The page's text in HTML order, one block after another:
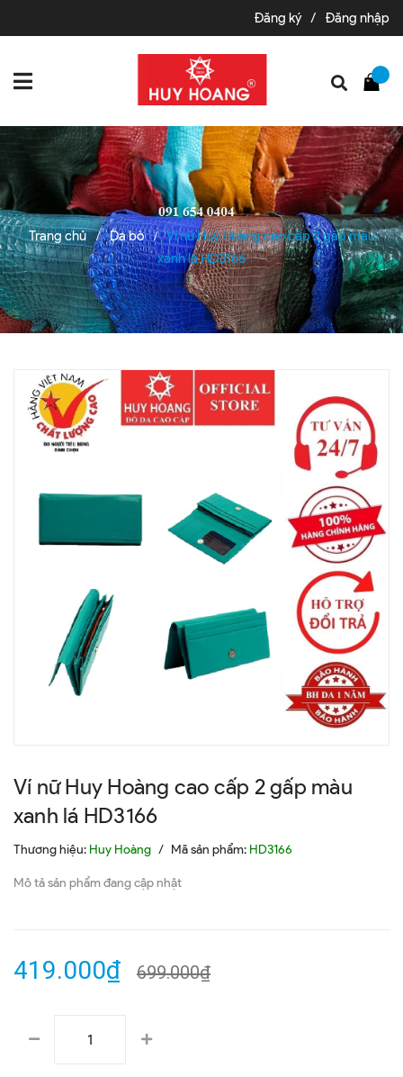
Đăng ký / Đăng nhập
Trang chủ / Da bò /
Ví nữ Huy Hoàng cao cấp 2 gấp màu
xanh lá HD3166
Ví nữ Huy Hoàng cao cấp 2 gấp màu
xanh lá HD3166
Thương hiệu: Huy Hoàng / Mã sản phẩm: HD3166
Mô tả sản phẩm đang cập nhật
419.000₫ 699.000₫